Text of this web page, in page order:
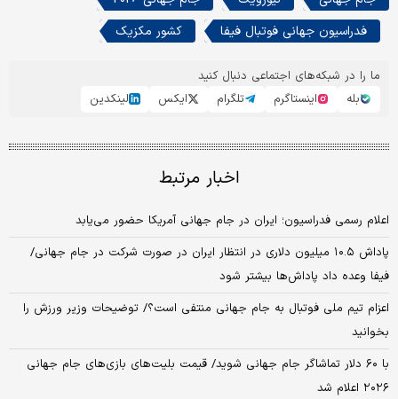
فدراسیون جهانی فوتبال فیفا
کشور مکزیک
ما را در شبکه‌های اجتماعی دنبال کنید
بله
اینستاگرم تلگرام ایکس لینکدین
اخبار مرتبط
اعلام رسمی فدراسیون؛ ایران در جام جهانی آمریکا حضور می‌یابد
پاداش ۱۰.۵ میلیون دلاری در انتظار ایران در صورت شرکت در جام جهانی/
فیفا وعده داد پاداش‌ها بیشتر شود
اعزام تیم ملی فوتبال به جام جهانی منتفی است؟/ توضیحات وزیر ورزش را
بخوانید
با ۶۰ دلار تماشاگر جام جهانی شوید/ قیمت بلیت‌های بازی‌های جام جهانی
۲۰۲۶ اعلام شد